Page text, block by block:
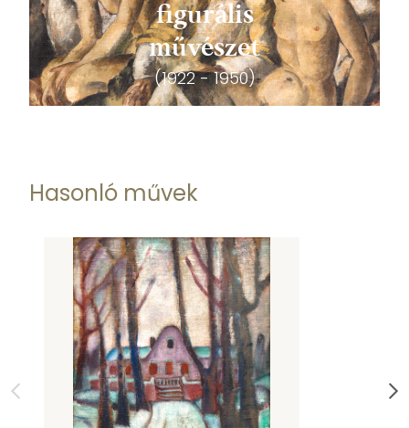
figurális
művészet
(1922 - 1950)
Hasonló művek